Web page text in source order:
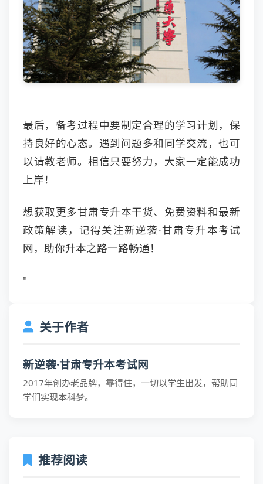
最后，备考过程中要制定合理的学习计划，保
持良好的心态。遇到问题多和同学交流，也可
以请教老师。相信只要努力，大家一定能成功
上岸！
想获取更多甘肃专升本干货、免费资料和最新
政策解读，记得关注新逆袭·甘肃专升本考试
网，助你升本之路一路畅通！
"
关于作者
新逆袭·甘肃专升本考试网
2017年创办老品牌，靠得住，一切以学生出发，帮助同
学们实现本科梦。
推荐阅读